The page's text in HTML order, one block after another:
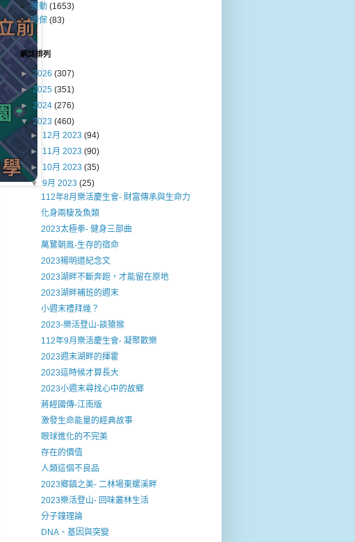
運動 (1653)
環保 (83)
網誌排列
►2026 (307)
►2025 (351)
► 2024 (276)
▼2023 (460)
► 12月 2023(94)
► 11月 2023(90)
► 10月 2023(35)
▼9月 2023(25)
112年8月樂活慶生會- 財富傳承與生命力
化身兩棲及魚類
2023太極拳- 健身三部曲
萬鷺朝鳯-生存的宿命
2023楊明道紀念文
2023湖畔不斷奔跑，才能留在原地
2023湖畔補班的週末
小週末禮拜幾？
2023-樂活登山-談猿猴
112年9月樂活慶生會- 凝聚歡樂
2023週末湖畔的揮霍
2023這時候才算長大
2023小週末尋找心中的故鄉
蔣經國傳-江南版
激發生命能量的經典故事
眼球進化的不完美
存在的價值
人類這個不良品
2023鄉鎮之美- 二林場東螺溪畔
2023樂活登山- 回味叢林生活
分子鐘理論
DNA、基因與突變